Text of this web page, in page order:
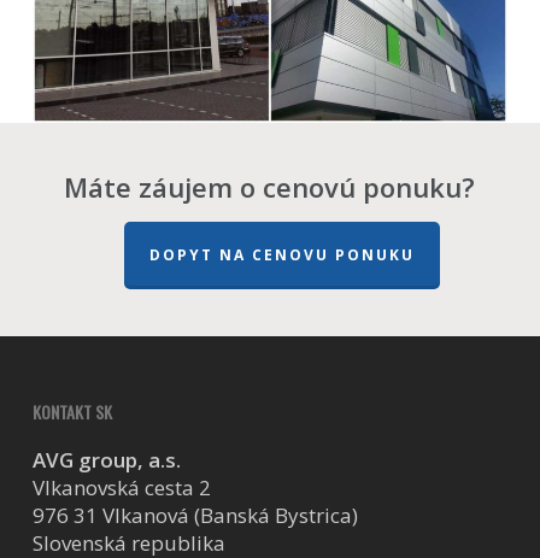
Máte záujem o cenovú ponuku?
DOPYT NA CENOVU PONUKU
KONTAKT SK
AVG group, a.s.
Vlkanovská cesta 2
976 31 Vlkanová (Banská Bystrica)
Slovenská republika